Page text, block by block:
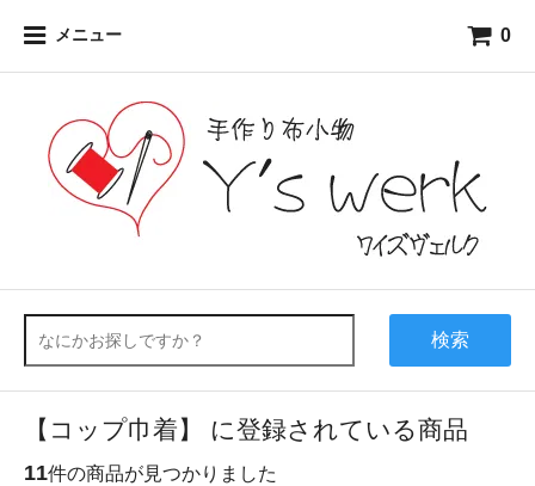
メニュー 0
検索
【コップ巾着】 に登録されている商品
11件の商品が見つかりました